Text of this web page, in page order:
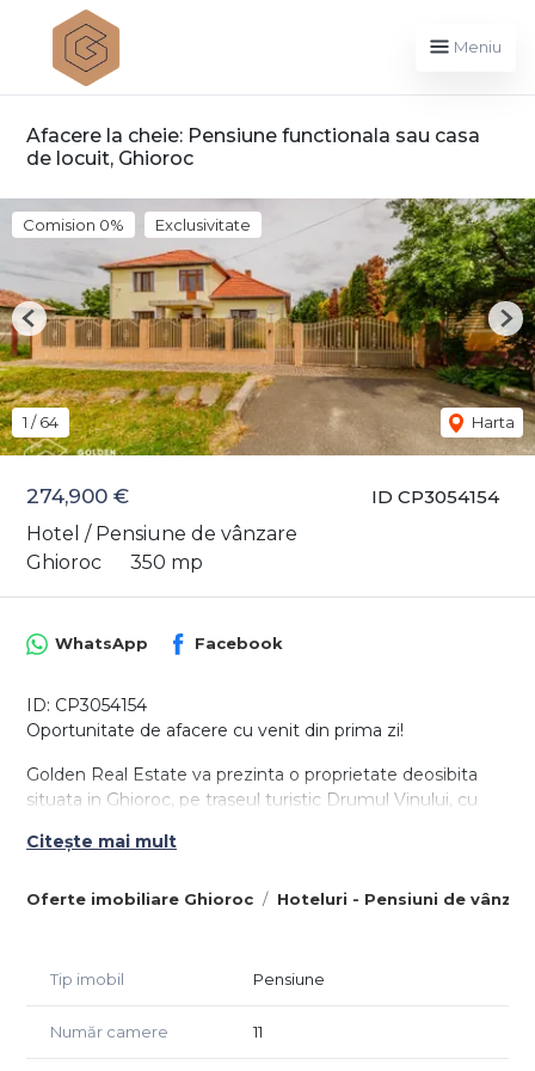
Meniu
Afacere la cheie: Pensiune functionala sau casa
de locuit, Ghioroc
ID CP3054154
274,900 €
Hotel / Pensiune de vânzare
Ghioroc
350 mp
Comision 0% Exclusivitate
1 /64 Harta
Previous
Oferte imobiliare Ghioroc Hoteluri - Pensiuni de
WhatsApp Facebook
ID: CP3054154
Oportunitate de afacere cu venit din prima zi!
Golden Real Estate va prezinta o proprietate deosibita
situata in Ghioroc, pe traseul turistic Drumul Vinului, cu
cladire, din care unul P+E.
la demisol amenajat ca salon pentru evenimente,
degustare de vinuri, etc.
Corpul 2: 35 mp utili, amenajat ca apartament separat,
compus din camera, baie, bucatarie
Citește mai mult
Tip imobil Pensiune
Număr camere 11